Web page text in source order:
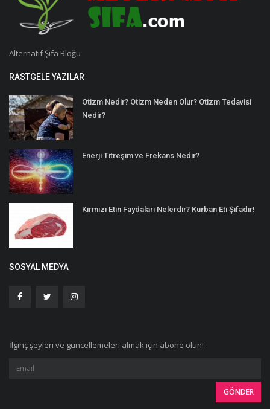
Alternatif Şifa Bloğu
RASTGELE YAZILAR
Otizm Nedir? Otizm Neden Olur? Otizm Tedavisi
Nedir?
Enerji Titreşim ve Frekans Nedir?
Kırmızı Etin Faydaları Nelerdir? Kurban Eti Şifadır!
SOSYAL MEDYA
İlginç şeyleri ve güncellemeleri almak için abone olun!